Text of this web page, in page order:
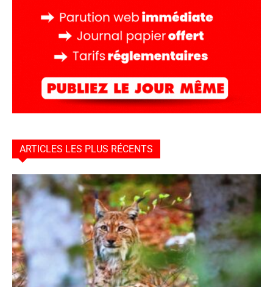
ARTICLES LES PLUS RÉCENTS